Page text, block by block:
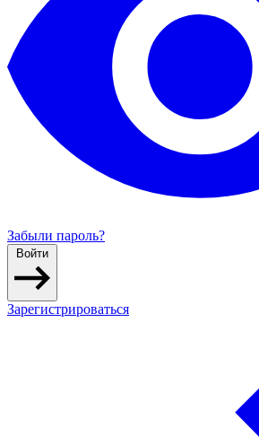
Забыли пароль?
Войти
Зарегистрироваться